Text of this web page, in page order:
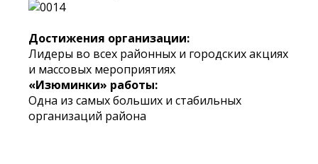
Достижения организации:
Лидеры во всех районных и городских акциях
и массовых мероприятиях
«Изюминки» работы:
Одна из самых больших и стабильных
организаций района